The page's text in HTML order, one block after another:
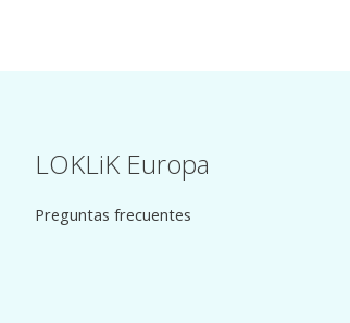
LOKLiK Europa
Preguntas frecuentes